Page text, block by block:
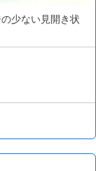
少ない見開き状